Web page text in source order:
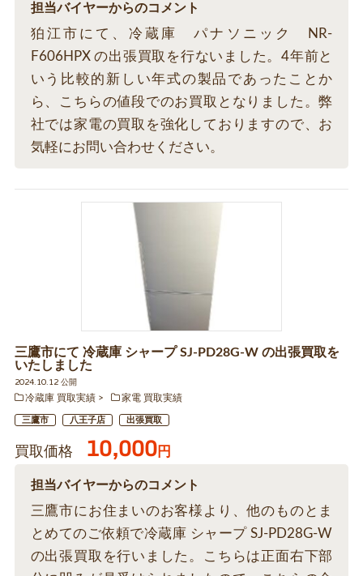
担当バイヤーからのコメント
狛江市にて、冷蔵庫 パナソニック NR-
F606HPX の出張買取を行ないました。4年前と
いう比較的新しい年式の製品であったことか
ら、こちらの値段でのお買取となりました。弊
社では家電の買取を強化しておりますので、お
気軽にお問い合わせください。
三鷹市にて 冷蔵庫 シャープ SJ-PD28G-W の出張買取を
いたしました
2024.10.12 公開
冷蔵庫 買取実績
家電 買取実績
三鷹市 八王子店 出張買取
買取価格 10,000円
担当バイヤーからのコメント
三鷹市にお住まいのお客様より、他のものとま
とめてのご依頼で冷蔵庫 シャープ SJ-PD28G-W
の出張買取を行いました。こちらは正面右下部